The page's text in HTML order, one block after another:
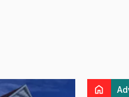
home